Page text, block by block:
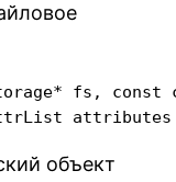
fs,
объект